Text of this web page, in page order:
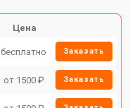
Цена
бесплатно Заказать
от 1500 ₽ Заказать